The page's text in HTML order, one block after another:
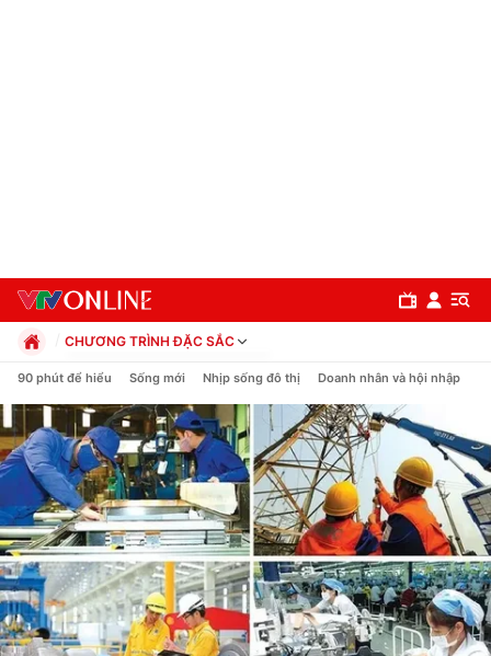
Chuyên mục
Chính trị
Xã hội
Pháp luật
CHƯƠNG TRÌNH ĐẶC SẮC
Chính trị
Xã hội
Pháp luật
Kinh tế
Thể thao
Truyền hình
Văn hóa - Giải trí
Y tế
Đời sống
Công nghệ
90 phút để hiểu Sống mới Nhịp sống đô thị Doanh nhân và hội nhập